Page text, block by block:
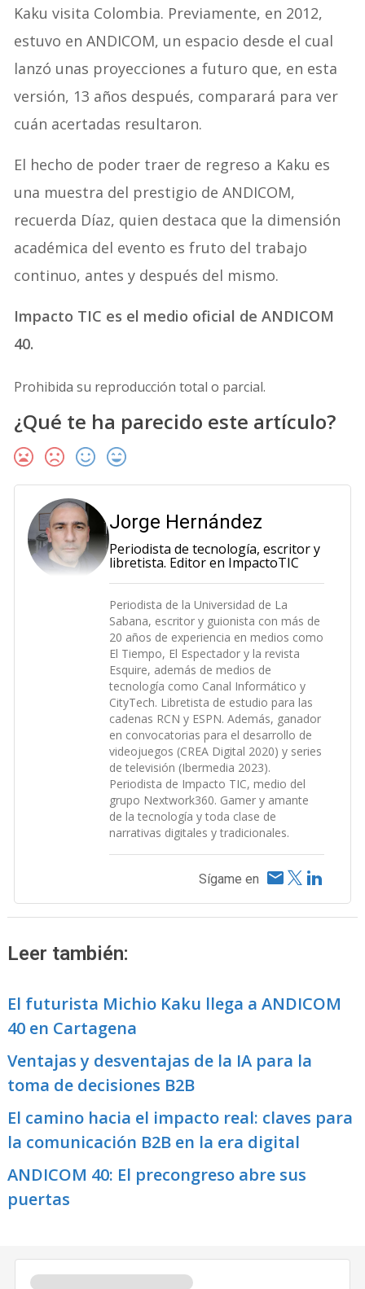
Kaku visita Colombia. Previamente, en 2012,
estuvo en ANDICOM, un espacio desde el cual
lanzó unas proyecciones a futuro que, en esta
versión, 13 años después, comparará para ver
cuán acertadas resultaron.
El hecho de poder traer de regreso a Kaku es
una muestra del prestigio de ANDICOM,
recuerda Díaz, quien destaca que la dimensión
académica del evento es fruto del trabajo
continuo, antes y después del mismo.
Impacto TIC es el medio oficial de ANDICOM
40.
Prohibida su reproducción total o parcial.
¿Qué te ha parecido este artículo?
Jorge Hernández
Periodista de tecnología, escritor y
libretista. Editor en ImpactoTIC
Periodista de la Universidad de La
Sabana, escritor y guionista con más de
20 años de experiencia en medios como
El Tiempo, El Espectador y la revista
Esquire, además de medios de
tecnología como Canal Informático y
CityTech. Libretista de estudio para las
cadenas RCN y ESPN. Además, ganador
en convocatorias para el desarrollo de
videojuegos (CREA Digital 2020) y series
de televisión (Ibermedia 2023).
Periodista de Impacto TIC, medio del
grupo Nextwork360. Gamer y amante
de la tecnología y toda clase de
narrativas digitales y tradicionales.
Sígame en
Leer también:
El futurista Michio Kaku llega a ANDICOM
40 en Cartagena
Ventajas y desventajas de la IA para la
toma de decisiones B2B
El camino hacia el impacto real: claves para
la comunicación B2B en la era digital
ANDICOM 40: El precongreso abre sus
puertas